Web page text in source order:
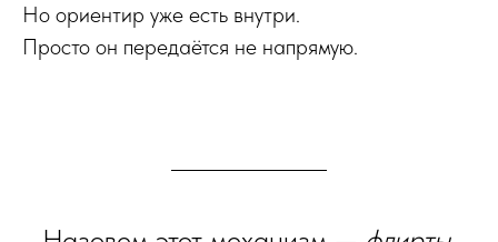
Но ориентир уже есть внутри.
Просто он передаётся не напрямую.